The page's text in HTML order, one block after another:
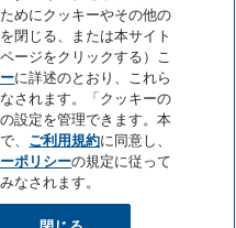
ンター
しないでください
めにクッキーやその他の
閉じる、または本サイト
ージをクリックする）こ
に詳述のとおり、これら
されます。「クッキーの
設定を管理できます。本
、 ご利用規約に同意し、
ポリシーの規定に従って
なされます。